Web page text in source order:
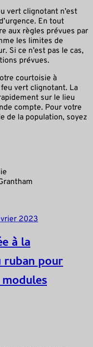
vert clignotant n’est
En tout
aux règles prévues par
les limites de
Si ce n’est pas le cas,
prévues.
courtoisie à
feu vert clignotant. La
sur le lieu
compte. Pour votre
de la population, soyez
2023
à la
pour